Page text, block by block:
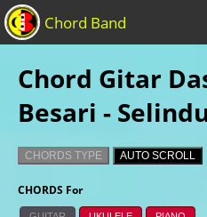
Chord Band
Chord Gitar
Besari -
CHORDS TYPE AUTO SCROLL
CHORDS For